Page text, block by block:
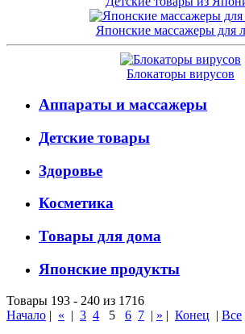
Японские массажеры для
Блокаторы вирусов
Аппараты и массажеры
Детские товары
Здоровье
Косметика
Товары для дома
Японские продукты
Товары 193 - 240 из 1716
Начало | « | 3 4 5 6 7 | » | Конец | Все